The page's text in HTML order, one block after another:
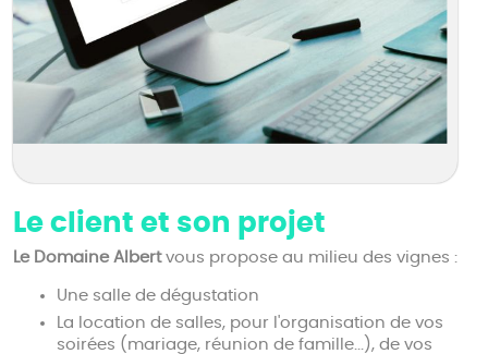
Le client et son projet
Le Domaine Albert vous propose au milieu des vignes :
Une salle de dégustation
La location de salles, pour l'organisation de vos
soirées (mariage, réunion de famille...), de vos